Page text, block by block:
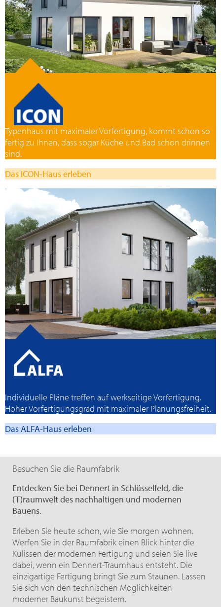
Typenhaus mit maximaler Vorfertigung, kommt schon so
fertig zu Ihnen, dass sogar Küche und Bad schon drinnen
sind.
Das ICON-Haus erleben
Individuelle Pläne treffen auf werkseitige Vorfertigung.
Hoher Vorfertigungsgrad mit maximaler Planungsfreiheit.
Das ALFA-Haus erleben
Besuchen Sie die Raumfabrik
Entdecken Sie bei Dennert in Schlüsselfeld, die
(T)raumwelt des nachhaltigen und modernen
Bauens.
Erleben Sie heute schon, wie Sie morgen wohnen.
Werfen Sie in der Raumfabrik einen Blick hinter die
Kulissen der modernen Fertigung und seien Sie live
dabei, wenn ein Dennert-Traumhaus entsteht. Die
einzigartige Fertigung bringt Sie zum Staunen. Lassen
Sie sich von den technischen Möglichkeiten
moderner Baukunst begeistern.